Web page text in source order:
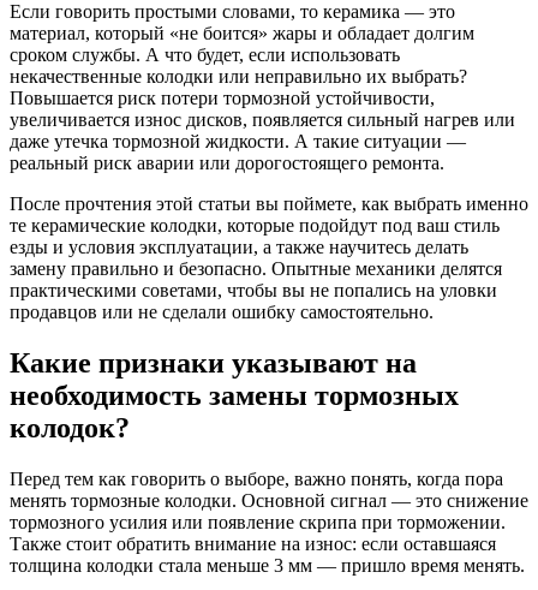
Если говорить простыми словами, то керамика — это
материал, который «не боится» жары и обладает долгим
сроком службы. А что будет, если использовать
некачественные колодки или неправильно их выбрать?
Повышается риск потери тормозной устойчивости,
увеличивается износ дисков, появляется сильный нагрев или
даже утечка тормозной жидкости. А такие ситуации —
реальный риск аварии или дорогостоящего ремонта.
После прочтения этой статьи вы поймете, как выбрать именно
те керамические колодки, которые подойдут под ваш стиль
езды и условия эксплуатации, а также научитесь делать
замену правильно и безопасно. Опытные механики делятся
практическими советами, чтобы вы не попались на уловки
продавцов или не сделали ошибку самостоятельно.
Какие признаки указывают на
необходимость замены тормозных
колодок?
Перед тем как говорить о выборе, важно понять, когда пора
менять тормозные колодки. Основной сигнал — это снижение
тормозного усилия или появление скрипа при торможении.
Также стоит обратить внимание на износ: если оставшаяся
толщина колодки стала меньше 3 мм — пришло время менять.